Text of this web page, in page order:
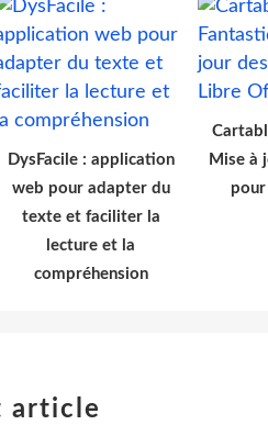
DysFacile : application
web pour adapter du
texte et faciliter la
lecture et la
compréhension
Mise à
article